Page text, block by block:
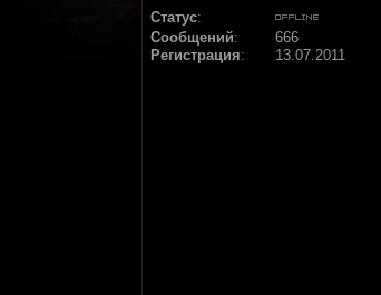
Статус:
Сообщений:
666
Регистрация: 13.07.2011